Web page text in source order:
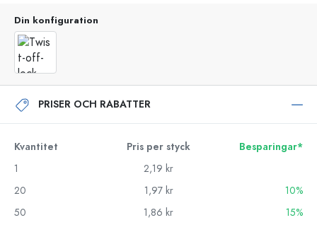
Din konfiguration
PRISER OCH RABATTER
Kvantitet Pris per styck
Besparingar*
1
2,19 kr
20
1,97 kr
10%
50
1,86 kr
15%